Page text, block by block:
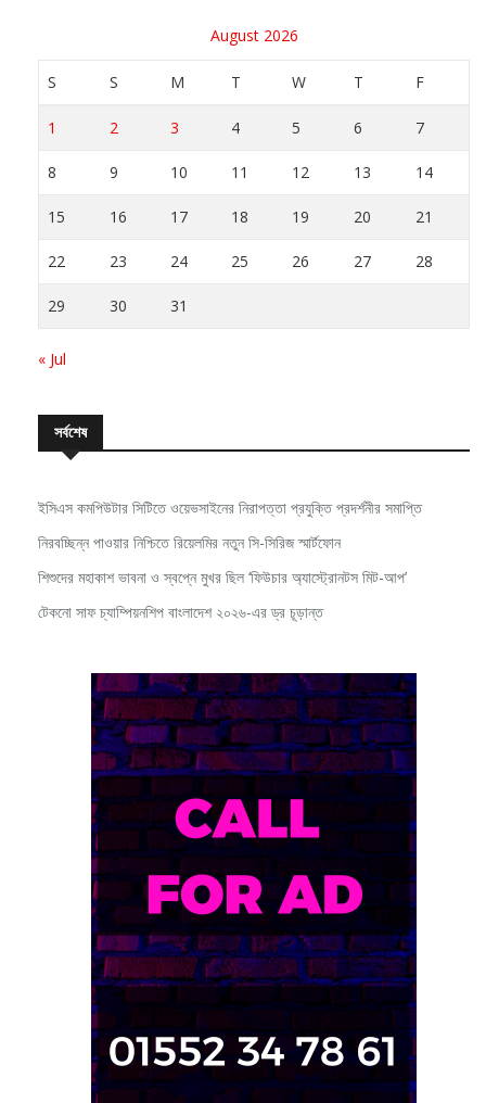
August 2026
S S M T W T F
1 2 3 4 5 6 7
8 9 10 11 12 13 14
15 16 17 18 19 20 21
22 23 24 25 26 27 28
29 30 31
« Jul
সর্বশেষ
ইসিএস কমপিউটার সিটিতে ওয়েভসাইনের নিরাপত্তা প্রযুক্তি প্রদর্শনীর সমাপ্তি
নিরবচ্ছিন্ন পাওয়ার নিশ্চিতে রিয়েলমির নতুন সি-সিরিজ স্মার্টফোন
শিশুদের মহাকাশ ভাবনা ও স্বপ্নে মুখর ছিল ‘ফিউচার অ্যাস্ট্রোনটস মিট-আপ’
টেকনো সাফ চ্যাম্পিয়নশিপ বাংলাদেশ ২০২৬-এর ড্র চূড়ান্ত